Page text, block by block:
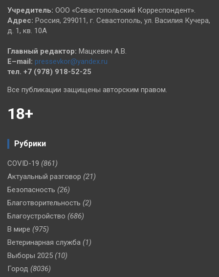
Учредитель: ООО «Севастопольский Корреспондент».
Адрес: Россия, 299011, г. Севастополь, ул. Василия Кучера,
д. 1, кв. 10А
Главный редактор: Мацкевич А.В.
E–mail: pressevkor@yandex.ru
тел. +7 (978) 918-52-25
Все публикации защищены авторским правом.
18+
Рубрики
COVID-19 (861)
Актуальный разговор (21)
Безопасность (26)
Благотворительность (2)
Благоустройство (686)
В мире (975)
Ветеринарная служба (1)
Выборы 2025 (10)
Город (8036)